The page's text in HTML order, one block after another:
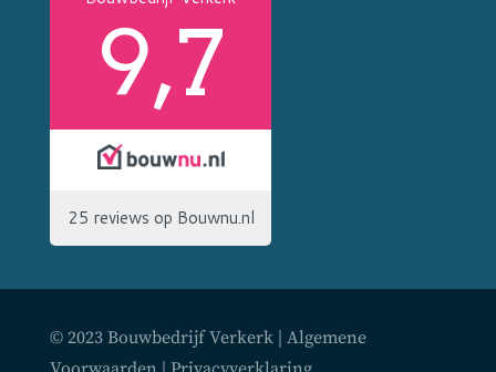
© 2023 Bouwbedrijf Verkerk | Algemene